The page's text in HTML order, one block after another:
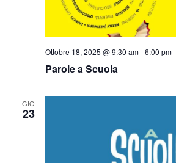
Parole a Scuola
Ottobre 18, 2025 @ 9:30 am-6:00 pm
GIO
23